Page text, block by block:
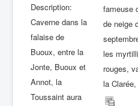
Description:
Caverne dans la
falaise de
Buoux, entre la
Jonte, Buoux et
Annot, la
Toussaint aura
fameuse
de neige
les
rouges,
la